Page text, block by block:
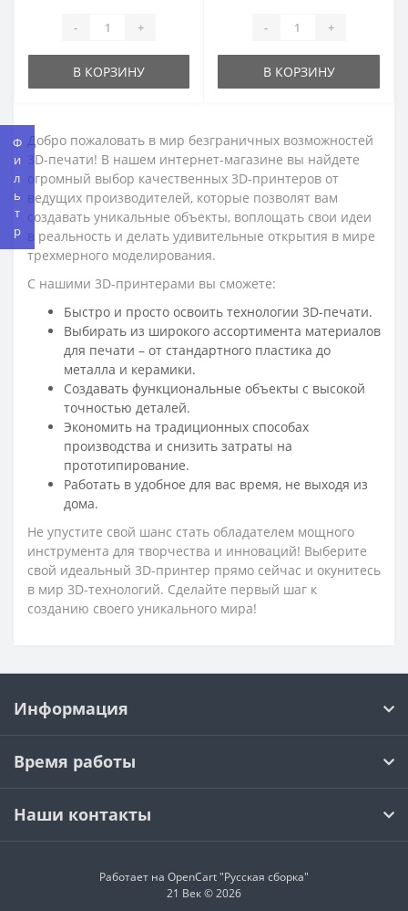
Фильтр
- +
В КОРЗИНУ
- +
В КОРЗИНУ
Добро пожаловать в мир безграничных возможностей
3D-печати! В нашем интернет-магазине вы найдете
огромный выбор качественных 3D-принтеров от
ведущих производителей, которые позволят вам
создавать уникальные объекты, воплощать свои идеи
в реальность и делать удивительные открытия в мире
трехмерного моделирования.
С нашими 3D-принтерами вы сможете:
Быстро и просто освоить технологии 3D-печати.
Выбирать из широкого ассортимента материалов
для печати – от стандартного пластика до
металла и керамики.
Создавать функциональные объекты с высокой
точностью деталей.
Экономить на традиционных способах
производства и снизить затраты на
прототипирование.
Работать в удобное для вас время, не выходя из
дома.
Не упустите свой шанс стать обладателем мощного
инструмента для творчества и инноваций! Выберите
свой идеальный 3D-принтер прямо сейчас и окунитесь
в мир 3D-технологий. Сделайте первый шаг к
созданию своего уникального мира!
Информация
Время работы
Наши контакты
Работает на OpenCart "Русская сборка"
21 Век © 2026